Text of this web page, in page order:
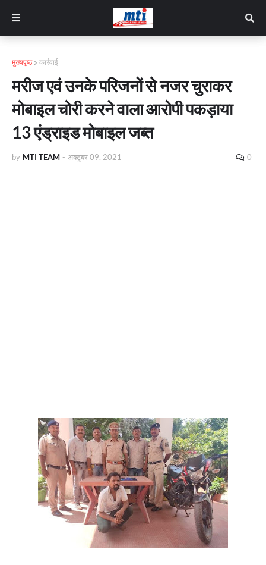
मुख्यपृष्ठ कार्रवाई
मरीज एवं उनके परिजनों से नजर चुराकर
मोबाइल चोरी करने वाला आरोपी पकड़ाया
13 एंड्राइड मोबाइल जब्त
by MTI TEAM - अक्टूबर 09, 2021 0